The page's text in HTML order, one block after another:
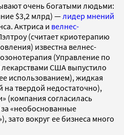
очень богатыми людьми:
$3,2 млрд) —лидер мнений
Актриса и велнес-
(считает криотерапию
известна велнес-
(Управление по
США выпустило
использованием), жидкая
на твердой недостаточно),
(компания согласилась
«необоснованные
зато вокруг ее бизнеса много